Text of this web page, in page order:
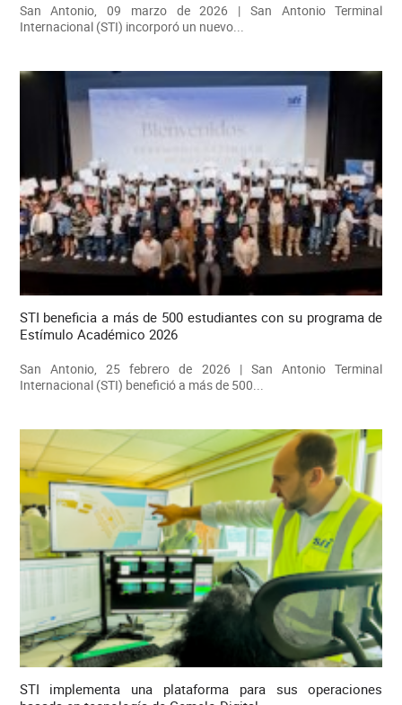
San Antonio, 09 marzo de 2026 | San Antonio Terminal
Internacional (STI) incorporó un nuevo...
STI beneficia a más de 500 estudiantes con su programa de
Estímulo Académico 2026
San Antonio, 25 febrero de 2026 | San Antonio Terminal
Internacional (STI) benefició a más de 500...
STI implementa una plataforma para sus operaciones